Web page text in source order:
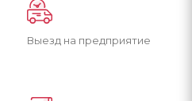
Выезд на предприятие